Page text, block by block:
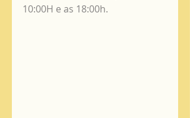
10:00H e as 18:00h.